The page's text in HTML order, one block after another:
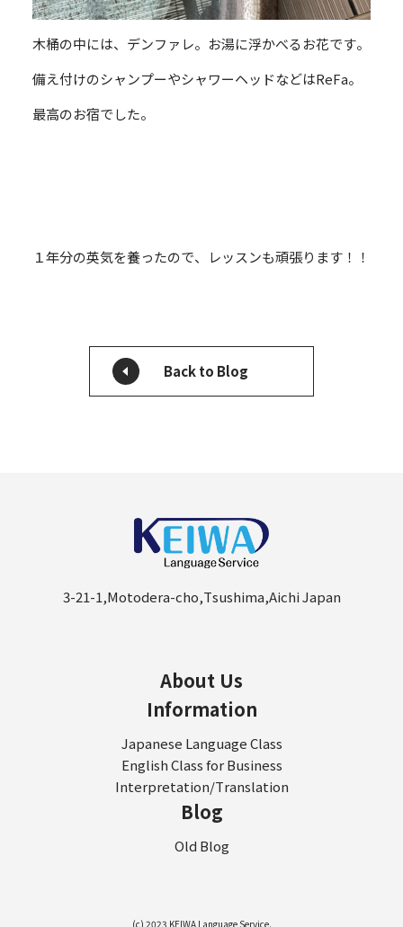
木桶の中には、デンファレ。お湯に浮かべるお花です。
備え付けのシャンプーやシャワーヘッドなどはReFa。
最高のお宿でした。
１年分の英気を養ったので、レッスンも頑張ります！！
Back to Blog
3-21-1,Motodera-cho,Tsushima,Aichi Japan
About Us
Information
Japanese Language Class
English Class for Business
Interpretation/Translation
Blog
Old Blog
(c) 2023 KEIWA Language Service.